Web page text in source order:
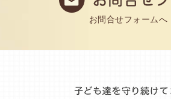
お問合せフォームへ